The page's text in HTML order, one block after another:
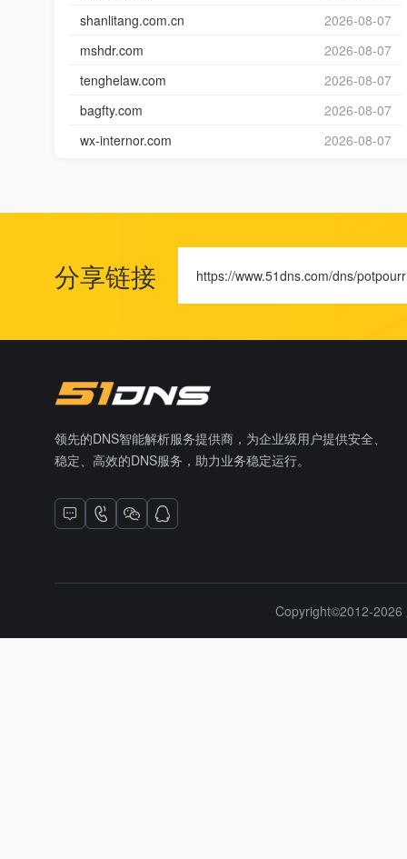
shanlitang.com.cn
2026-08-07
mshdr.com
2026-08-07
tenghelaw.com
2026-08-07
bagfty.com
2026-08-07
wx-internor.com
2026-08-07
分享链接 https://www.51dns.com/dns/
领先的DNS智能解析服务提供商，为企业级用户提供安全、
稳定、高效的DNS服务，助力业务稳定运行。
Copyright©2012-2026